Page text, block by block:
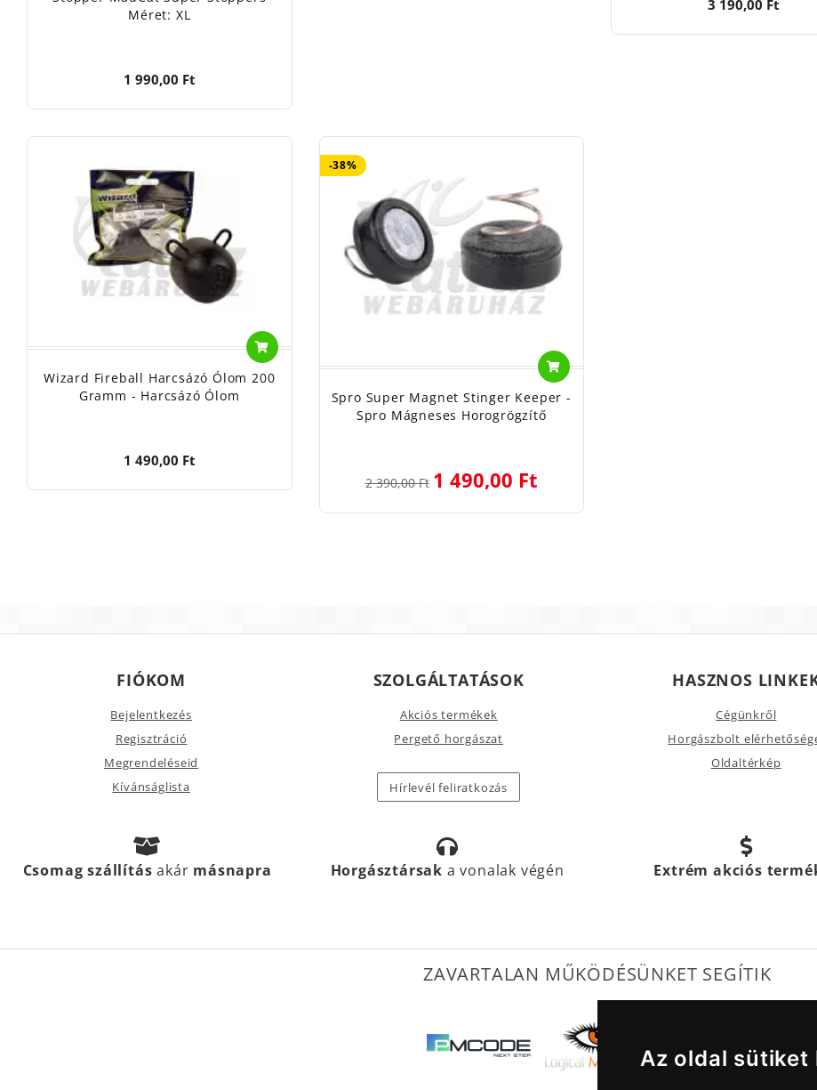
Az oldal sütiket
Méret: XL
1 990,00 Ft
3 190,00 Ft
Wizard Fireball Harcsázó Ólom 200
Gramm - Harcsázó Ólom
1 490,00 Ft
-38%
Spro Super Magnet Stinger Keeper -
Spro Mágneses Horogrögzítő
2 390,00 Ft 1 490,00 Ft
FIÓKOM
Bejelentkezés
Regisztráció
Megrendeléseid
Kívánságlista
SZOLGÁLTATÁSOK
Akciós termékek
Pergető horgászat
Hírlevél feliratkozás
HASZNOS
Cégünkről
Horgászbolt
Oldaltérkép
Csomag szállításakár másnapra Horgásztársak a vonalak végén Extrém akciós
ZAVARTALAN MŰKÖDÉSÜNKET SEGÍTIK